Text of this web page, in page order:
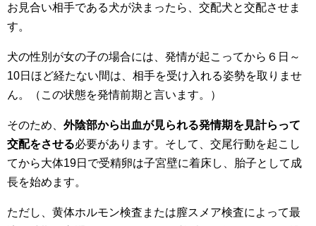
お見合い相手である犬が決まったら、交配犬と交配させま
す。
犬の性別が女の子の場合には、発情が起こってから６日～
10日ほど経たない間は、相手を受け入れる姿勢を取りませ
ん。（この状態を発情前期と言います。）
そのため、 外陰部から出血が見られる発情期を見計らって
交配をさせる必要があります。そして、交尾行動を起こし
てから大体19日で受精卵は子宮壁に着床し、胎子として成
長を始めます。
ただし、黄体ホルモン検査または膣スメア検査によって最